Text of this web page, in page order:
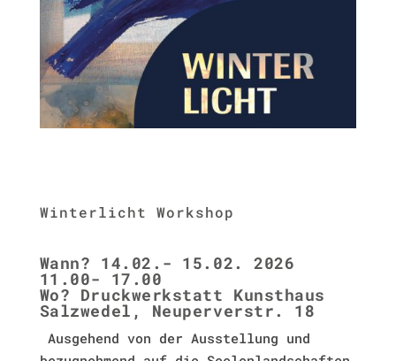
Winterlicht Workshop
Wann? 14.02.- 15.02. 2026
11.00- 17.00
Wo? Druckwerkstatt Kunsthaus
Salzwedel, Neuperverstr. 18
Ausgehend von der Ausstellung und